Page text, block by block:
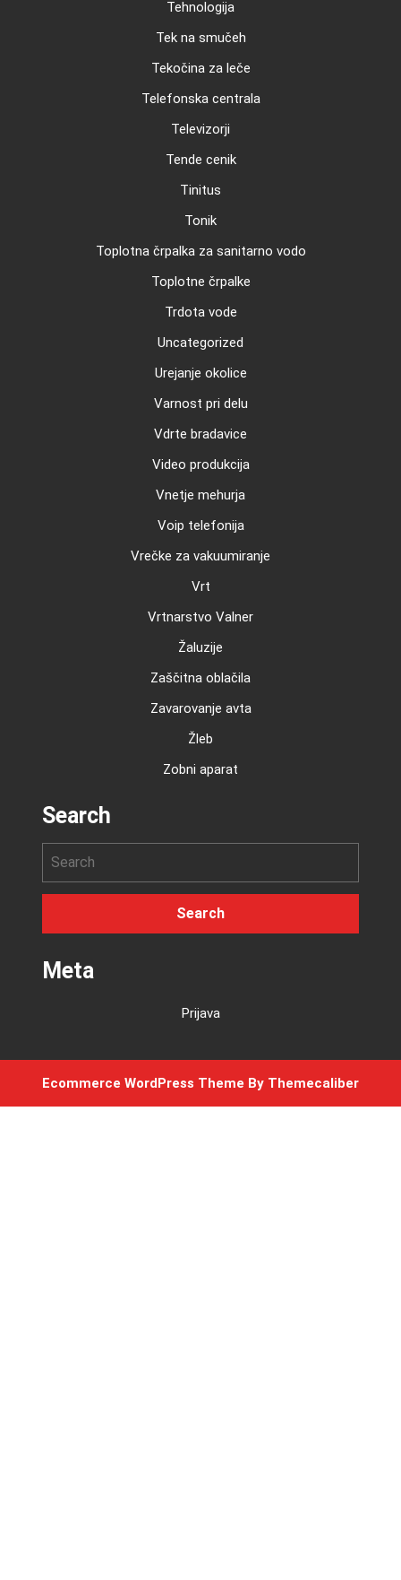
Tehnologija
Tek na smučeh
Tekočina za leče
Telefonska centrala
Televizorji
Tende cenik
Tinitus
Tonik
Toplotna črpalka za sanitarno vodo
Toplotne črpalke
Trdota vode
Uncategorized
Urejanje okolice
Varnost pri delu
Vdrte bradavice
Video produkcija
Vnetje mehurja
Voip telefonija
Vrečke za vakuumiranje
Vrt
Vrtnarstvo Valner
Žaluzije
Zaščitna oblačila
Zavarovanje avta
Žleb
Zobni aparat
Search
Meta
Prijava
Ecommerce WordPress Theme By Themecaliber